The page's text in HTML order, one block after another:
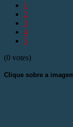
1
2
3
4
5
(0 votes)
Clique sobre a